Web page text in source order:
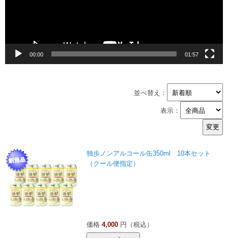
00:00 01:57
並べ替え：
表示：
独歩ノンアルコール缶350ml 10本セット
（クール便指定）
価格 4,000 円（税込）